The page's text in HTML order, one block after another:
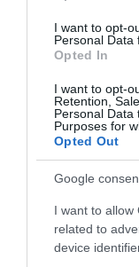
I want to opt-
Personal Data
Opted In
I want to opt-
Retention,
Personal Data
Purposes for
Opted Out
Google
I want to allow
related to
device